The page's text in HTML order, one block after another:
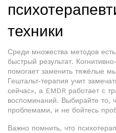
техники
Среди множества методов
быстрый результат.
помогает заменить тяжёлые
Гештальт‑терапия учит
сейчас», а EMDR работает с
воспоминаний. Выбирайте то,
проблемами, и не бойтесь
Важно помнить, что